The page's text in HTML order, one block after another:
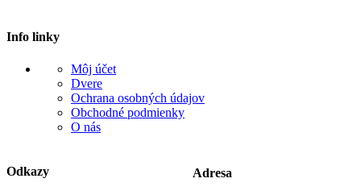
Info linky
Môj účet
Dvere
Ochrana osobných údajov
Obchodné podmienky
O nás
Odkazy Adresa